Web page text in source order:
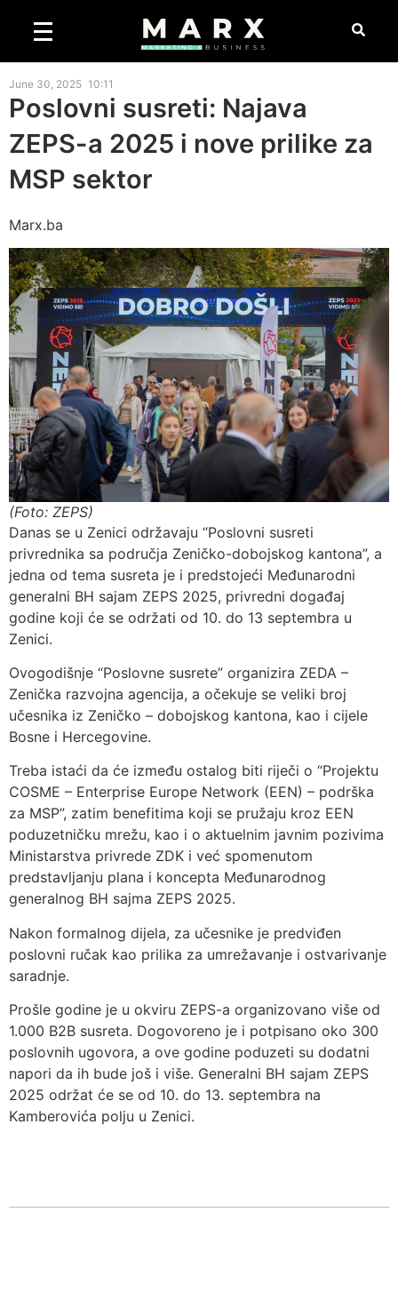
June 30, 2025 10:11
Poslovni susreti: Najava
ZEPS-a 2025 i nove prilike za
MSP sektor
Marx.ba
(Foto: ZEPS)
Danas se u Zenici održavaju “Poslovni susreti
privrednika sa područja Zeničko-dobojskog kantona”, a
jedna od tema susreta je i predstojeći Međunarodni
generalni BH sajam ZEPS 2025, privredni događaj
godine koji će se održati od 10. do 13 septembra u
Zenici.
Ovogodišnje “Poslovne susrete” organizira ZEDA –
Zenička razvojna agencija, a očekuje se veliki broj
učesnika iz Zeničko – dobojskog kantona, kao i cijele
Bosne i Hercegovine.
Treba istaći da će između ostalog biti riječi o “Projektu
COSME – Enterprise Europe Network (EEN) – podrška
za MSP”, zatim benefitima koji se pružaju kroz EEN
poduzetničku mrežu, kao i o aktuelnim javnim pozivima
Ministarstva privrede ZDK i već spomenutom
predstavljanju plana i koncepta Međunarodnog
generalnog BH sajma ZEPS 2025.
Nakon formalnog dijela, za učesnike je predviđen
poslovni ručak kao prilika za umrežavanje i ostvarivanje
saradnje.
Prošle godine je u okviru ZEPS-a organizovano više od
1.000 B2B susreta. Dogovoreno je i potpisano oko 300
poslovnih ugovora, a ove godine poduzeti su dodatni
napori da ih bude još i više. Generalni BH sajam ZEPS
2025 održat će se od 10. do 13. septembra na
Kamberovića polju u Zenici.